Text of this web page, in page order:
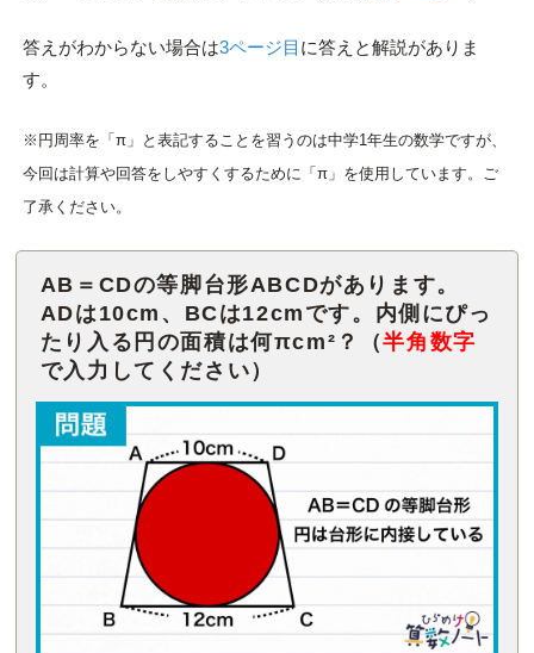
答えがわからない場合は3ページ目 に答えと解説がありま
す。
※円周率を「π」と表記することを習うのは中学1年生の数学ですが、
今回は計算や回答をしやすくするために「π」を使用しています。ご
了承ください。
AB＝CDの等脚台形ABCDがあります。
ADは10cm、BCは12cmです。内側にぴっ
たり入る円の面積は何πcm²？（半角数字
で入力してください）